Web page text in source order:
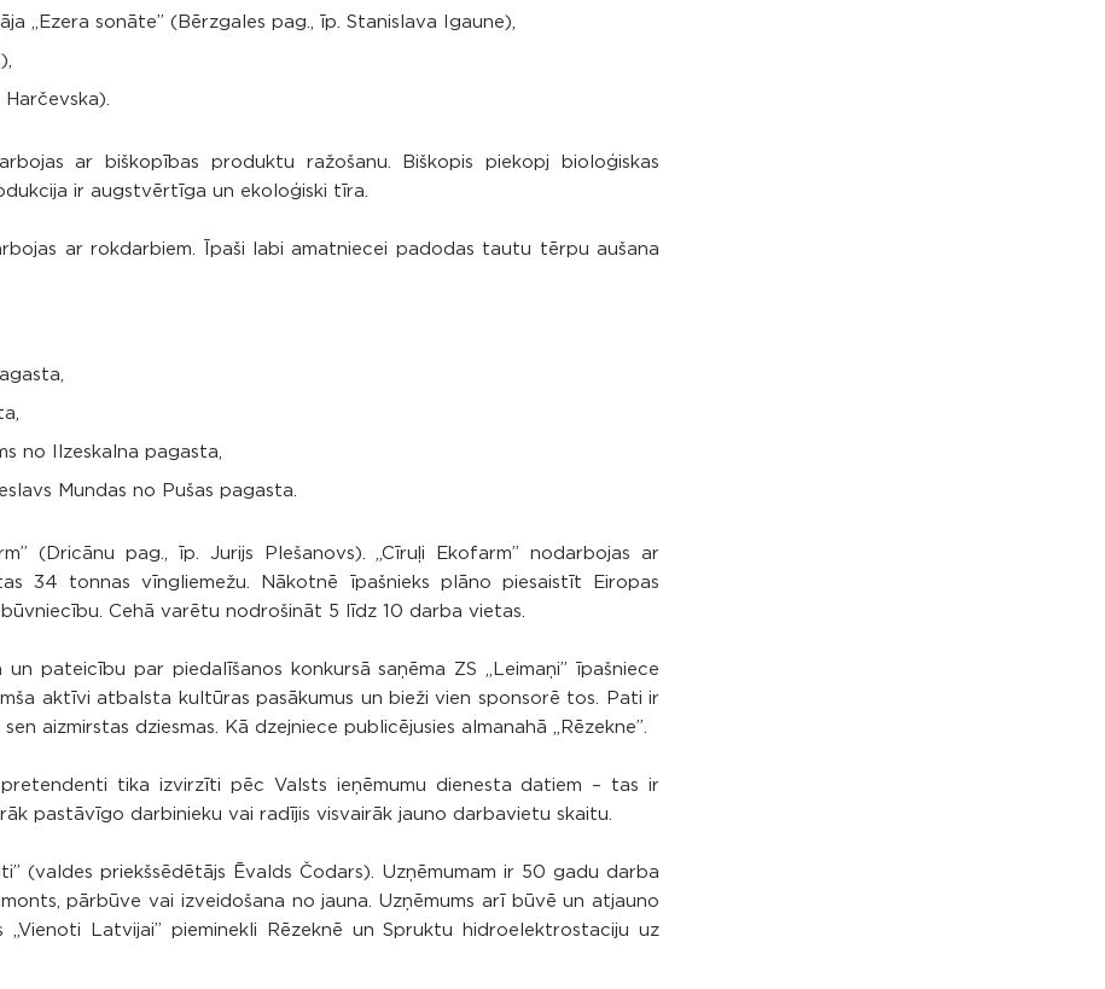
„Ezera sonāte” (Bērzgales pag., īp. Stanislava Igaune),
ar biškopības produktu ražošanu. Biškopis piekopj bioloģiskas
ir augstvērtīga un ekoloģiski tīra.
ar rokdarbiem. Īpaši labi amatniecei padodas tautu tērpu aušana
no Ilzeskalna pagasta,
Mundas no Pušas pagasta.
(Dricānu pag., īp. Jurijs Plešanovs). „Cīruļi Ekofarm” nodarbojas ar
34 tonnas vīngliemežu. Nākotnē īpašnieks plāno piesaistīt Eiropas
Cehā varētu nodrošināt 5 līdz 10 darba vietas.
pateicību par piedalīšanos konkursā saņēma ZS „Leimaņi” īpašniece
aktīvi atbalsta kultūras pasākumus un bieži vien sponsorē tos. Pati ir
aizmirstas dziesmas. Kā dzejniece publicējusies almanahā „Rēzekne”.
pretendenti tika izvirzīti pēc Valsts ieņēmumu dienesta datiem – tas ir
pastāvīgo darbinieku vai radījis visvairāk jauno darbavietu skaitu.
(valdes priekšsēdētājs Ēvalds Čodars). Uzņēmumam ir 50 gadu darba
pārbūve vai izveidošana no jauna. Uzņēmums arī būvē un atjauno
Latvijai” pieminekli Rēzeknē un Spruktu hidroelektrostaciju uz